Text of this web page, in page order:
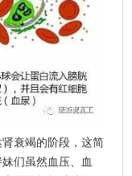
衰竭的阶段，这简
们虽然血压、血